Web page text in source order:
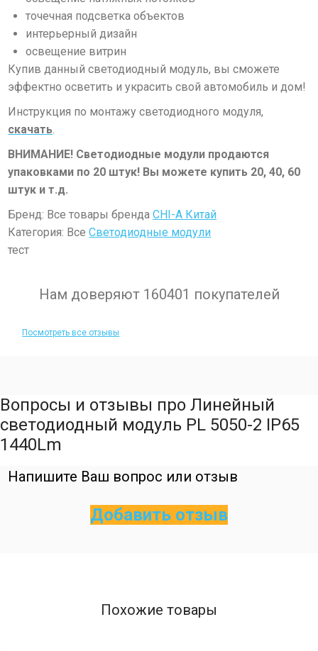
точечная подсветка объектов
интерьерный дизайн
освещение витрин
Купив данный светодиодный модуль, вы сможете
эффектно осветить и украсить свой автомобиль и дом!
Инструкция по монтажу светодиодного модуля,
скачать.
ВНИМАНИЕ! Светодиодные модули продаются
упаковками по 20 штук! Вы можете купить 20, 40, 60
штук и т.д.
Бренд: Все товары брендаCHI-A Китай
Категория: ВсеСветодиодные модули
тест
Нам доверяют 160401 покупателей
Посмотреть все отзывы
Вопросы и отзывы про Линейный
светодиодный модуль PL 5050-2 IP65
1440Lm
Напишите Ваш вопрос или отзыв
Добавить отзыв
Похожие товары